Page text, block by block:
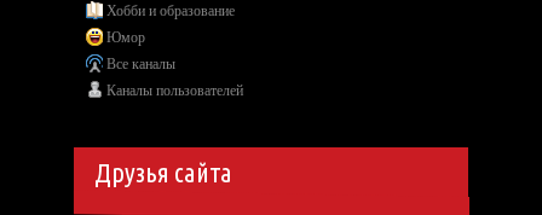
Хобби и образование
Юмор
Все каналы
Каналы пользователей
Друзья сайта